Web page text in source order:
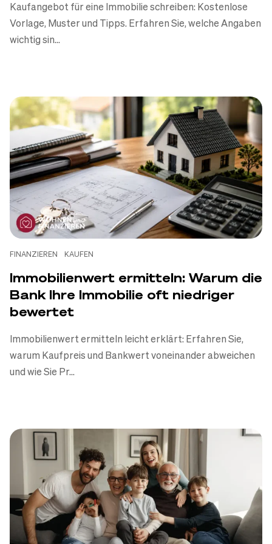
KAUFEN
Haus von den Eltern kaufen:
Was Sie zu Kaufpreis, Steuern,
Geschwistern und
Finanzierung wissen müssen
(2026)
Daniel Korth-13.07.2026
Zum Artikel
BAUEN KAUFEN
Grundstückseigentümer
ermitteln: Wem gehört das
Kaufangebot für eine Immobilie schreiben: Kostenlose
Vorlage, Muster und Tipps. Erfahren Sie, welche Angaben
wichtig sin...
FINANZIEREN KAUFEN
Immobilienwert ermitteln: Warum die
Bank Ihre Immobilie oft niedriger
bewertet
Immobilienwert ermitteln leicht erklärt: Erfahren Sie,
warum Kaufpreis und Bankwert voneinander abweichen
und wie Sie Pr...